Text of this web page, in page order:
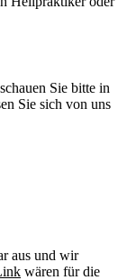
Sie bitte in
Sie sich von uns
aus und wir
wären für die